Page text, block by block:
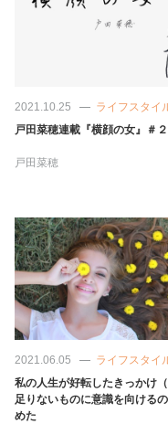
トラベル
カルチャー/エ
ゲーム
2021.10.25
ライフスタイ
戸田菜穂連載『横顔の女』＃２
戸田菜穂
2021.06.05
ライフスタイ
私の人生が好転したきっかけ（
足りないものに意識を向ける
めた